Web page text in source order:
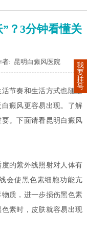
？3分钟看懂关
者: 昆明白癜风医院
节奏和生活方式也随之
癜风更容易出现。了解
。下面请看昆明白癜风
的紫外线照射对人体有
会使黑色素细胞功能亢
质，进一步损伤黑色素
素时，皮肤就容易出现
我
要
挂
号